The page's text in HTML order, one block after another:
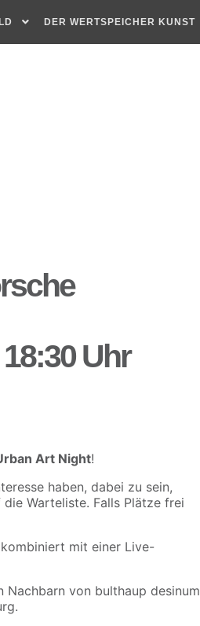
DER WERTSPEICHER KUNST
Uhr
Art Night!
haben, dabei zu sein,
Warteliste. Falls Plätze frei
mit einer Live-
Nachbarn von bulthaup desinum